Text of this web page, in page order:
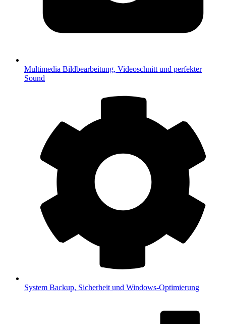
Multimedia Bildbearbeitung, Videoschnitt und perfekter
Sound
System Backup, Sicherheit und Windows-Optimierung